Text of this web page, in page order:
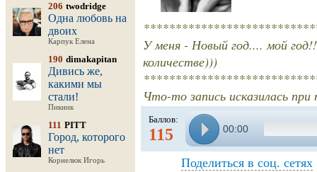
206 twodridge
Одна любовь на
двоих
Карпук Елена
190 dimakapitan
Дивись же,
какими мы
стали!
Пикник
111 PITT
Город, которого
нет
Корнелюк Игорь
У меня - Новый год.... мой
количестве)))
Что-то запись исказилась при
Баллов:
115 00:00
Поделиться в соц. сетях